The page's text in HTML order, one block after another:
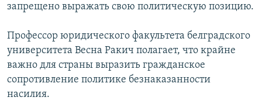
запрещено выражать свою политическую позицию.
Профессор юридического факультета белградского
университета Весна Ракич полагает, что крайне
важно для страны выразить гражданское
сопротивление политике безнаказанности
насилия.